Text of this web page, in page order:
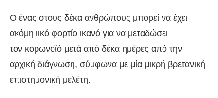
Ο ένας στους δέκα ανθρώπους μπορεί να έχει
ακόμη ιικό φορτίο ικανό για να μεταδώσει
τον κορωνοϊό μετά από δέκα ημέρες από την
αρχική διάγνωση, σύμφωνα με μία μικρή βρετανική
επιστημονική μελέτη.